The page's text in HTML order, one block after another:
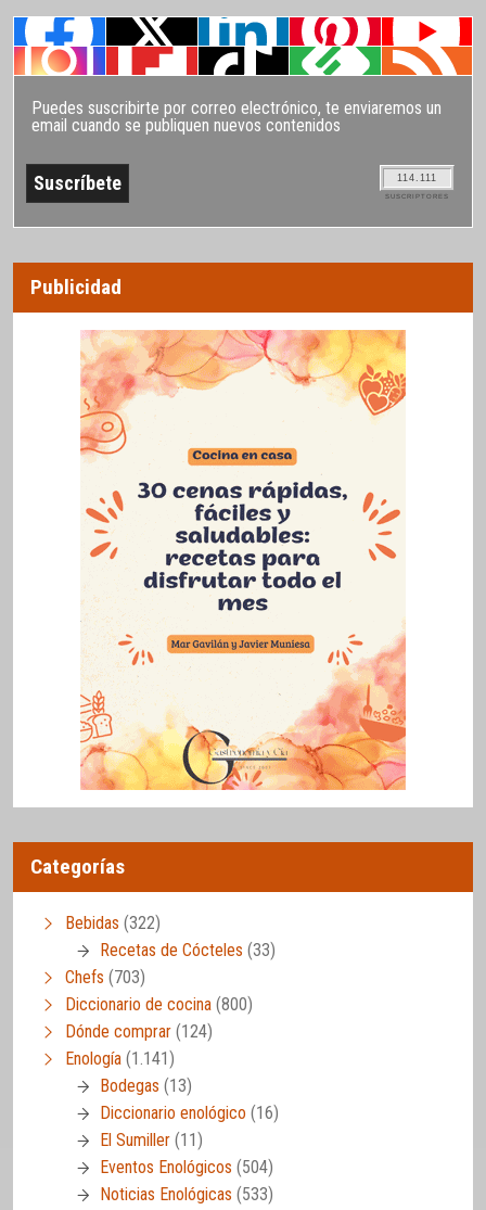
Puedes suscribirte por correo electrónico, te enviaremos un
email cuando se publiquen nuevos contenidos
114.111
SUSCRIPTORES
Publicidad
Categorías
Bebidas (322)
Recetas de Cócteles (33)
Chefs (703)
Diccionario de cocina (800)
Dónde comprar (124)
Enología (1.141)
Bodegas (13)
Diccionario enológico (16)
El Sumiller (11)
Eventos Enológicos (504)
Noticias Enológicas (533)